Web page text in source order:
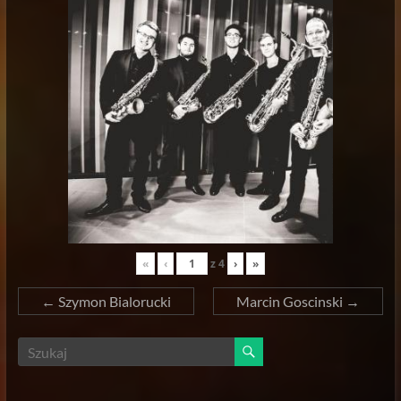
« ‹ z4 › »
← Szymon Bialorucki Marcin Goscinski →